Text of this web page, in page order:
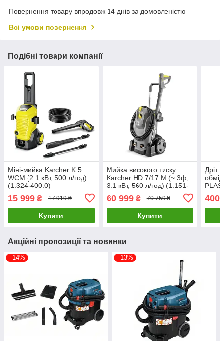
Повернення товару впродовж 14 днів за домовленістю
Всі умови повернення
Подібні товари компанії
Міні-мийка Karcher K 5
WCM (2.1 кВт, 500 л/год)
(1.324-400.0)
15 999 ₴ 17 919 ₴
Купити
Мийка високого тиску
Karcher HD 7/17 M (~ 3ф,
3.1 кВт, 560 л/год) (1.151-
60 999₴ 70 759 ₴
Купити
мм,
400
Акційні пропозиції та новинки
–14% –13%